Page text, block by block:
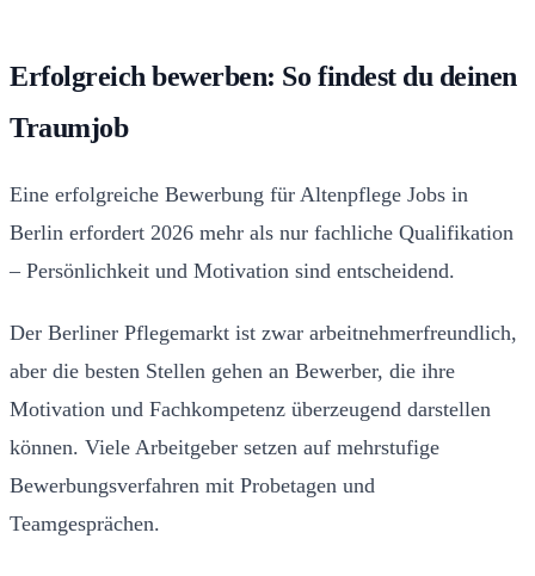
Erfolgreich bewerben: So findest du deinen
Traumjob
Eine erfolgreiche Bewerbung für Altenpflege Jobs in
Berlin erfordert 2026 mehr als nur fachliche Qualifikation
– Persönlichkeit und Motivation sind entscheidend.
Der Berliner Pflegemarkt ist zwar arbeitnehmerfreundlich,
aber die besten Stellen gehen an Bewerber, die ihre
Motivation und Fachkompetenz überzeugend darstellen
können. Viele Arbeitgeber setzen auf mehrstufige
Bewerbungsverfahren mit Probetagen und
Teamgesprächen.